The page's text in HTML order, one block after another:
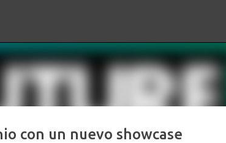
con un nuevo showcase